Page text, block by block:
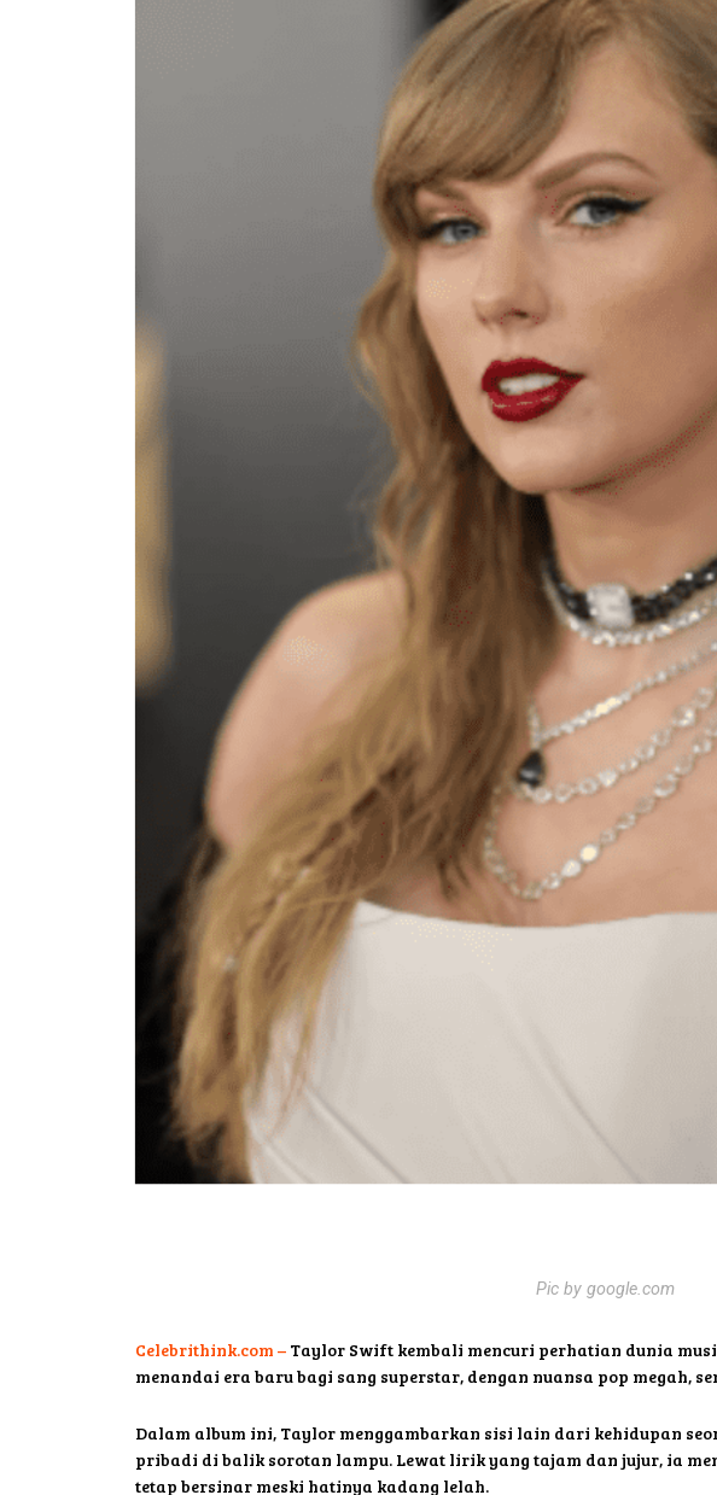
Pic by google.com
Celebrithink.com – Taylor Swift kembali mencuri perhatian dunia
menandai era baru bagi sang superstar, dengan nuansa pop megah,
Dalam album ini, Taylor menggambarkan sisi lain dari kehidupan
pribadi di balik sorotan lampu. Lewat lirik yang tajam dan jujur, ia
tetap bersinar meski hatinya kadang lelah.